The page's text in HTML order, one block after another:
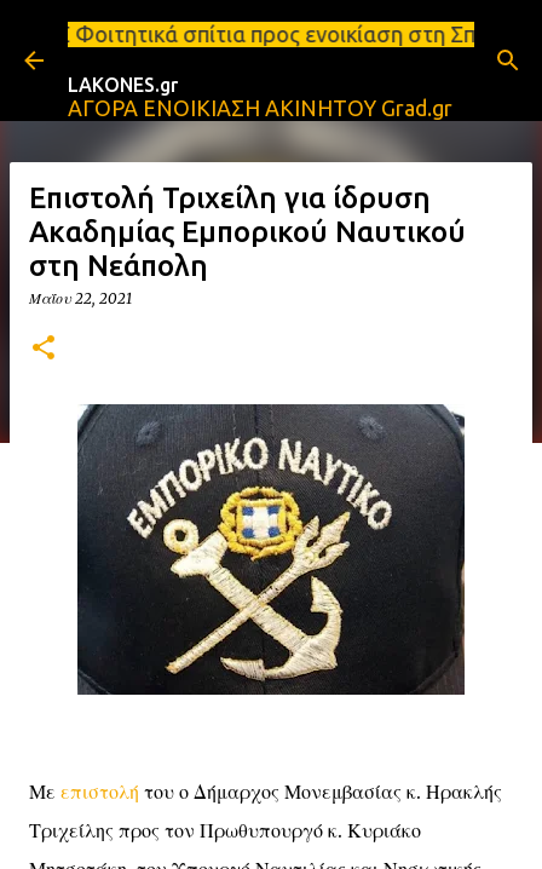
Μετάβαση στο κύριο περιεχόμενο
σπίτια προς ενοικίαση στη Σπάρτη Ενοικιάσεις
LAKONES.gr
ΑΓΟΡΑ ΕΝΟΙΚΙΑΣΗ ΑΚΙΝΗΤΟΥ Grad.gr
Επιστολή Τριχείλη για ίδρυση
Ακαδημίας Εμπορικού Ναυτικού
στη Νεάπολη
Μαΐου 22, 2021
Με επιστολή του ο Δήμαρχος Μονεμβασίας κ. Ηρακλής
Τριχείλης προς τον Πρωθυπουργό κ. Κυριάκο